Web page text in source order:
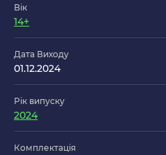
Вік
14+
Дата Виходу
01.12.2024
Рік випуску
2024
Комплектація